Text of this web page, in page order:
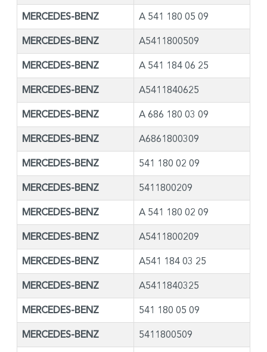
MERCEDES-BENZ A 541 180 05 09
MERCEDES-BENZ A5411800509
MERCEDES-BENZ A 541 184 06 25
MERCEDES-BENZ A5411840625
MERCEDES-BENZ A 686 180 03 09
MERCEDES-BENZ A6861800309
MERCEDES-BENZ 541 180 02 09
MERCEDES-BENZ 5411800209
MERCEDES-BENZ A 541 180 02 09
MERCEDES-BENZ A5411800209
MERCEDES-BENZ A541 184 03 25
MERCEDES-BENZ A5411840325
MERCEDES-BENZ 541 180 05 09
MERCEDES-BENZ 5411800509